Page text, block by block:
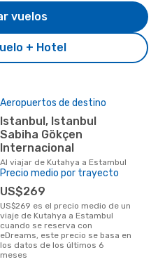
+ Hotel
vuelos
Aeropuertos de destino
Istanbul, Istanbul
Sabiha Gökçen
Internacional
Al viajar de Kutahya a Estambul
Precio medio por trayecto
US$269
US$269 es el precio medio de un
viaje de Kutahya a Estambul
cuando se reserva con
eDreams, este precio se basa en
los datos de los últimos 6
meses